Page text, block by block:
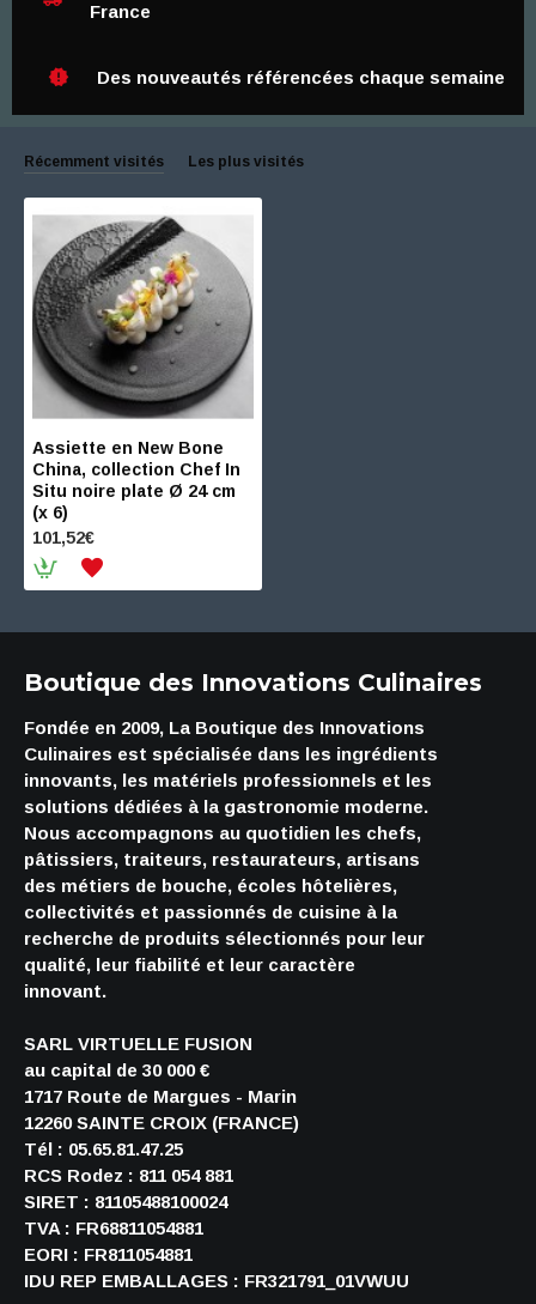
France
Des nouveautés référencées chaque semaine
Récemment visités Les plus visités
Assiette en New Bone
China, collection Chef In
Situ noire plate Ø 24 cm
(x 6)
101,52€
Boutique des Innovations Culinaires
Fondée en 2009, La Boutique des Innovations
Culinaires est spécialisée dans les ingrédients
innovants, les matériels professionnels et les
solutions dédiées à la gastronomie moderne.
Nous accompagnons au quotidien les chefs,
pâtissiers, traiteurs, restaurateurs, artisans
des métiers de bouche, écoles hôtelières,
collectivités et passionnés de cuisine à la
recherche de produits sélectionnés pour leur
qualité, leur fiabilité et leur caractère
innovant.
SARL VIRTUELLE FUSION
au capital de 30 000 €
1717 Route de Margues - Marin
12260 SAINTE CROIX (FRANCE)
Tél : 05.65.81.47.25
RCS Rodez : 811 054 881
SIRET : 81105488100024
TVA : FR68811054881
EORI : FR811054881
IDU REP EMBALLAGES : FR321791_01VWUU